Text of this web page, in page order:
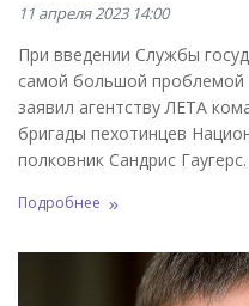
11 апреля 2023 14:00
При введении Службы
самой большой проблемой
заявил агентству ЛЕТА
бригады пехотинцев
полковник Сандрис Гаугерс.
Подробнее